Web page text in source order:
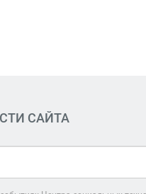
САЙТА